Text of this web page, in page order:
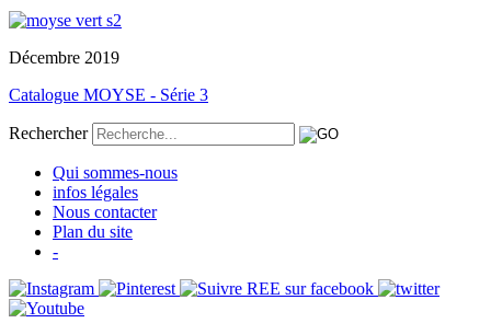
Décembre 2019
Catalogue MOYSE - Série 3
Rechercher
Qui sommes-nous
infos légales
Nous contacter
Plan du site
-